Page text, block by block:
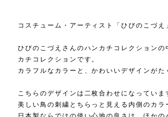
コスチューム・アーティスト「ひびのこづえ
ひびのこづえさんのハンカチコレクション
カチコレクションです。
カラフルなカラーと、かわいいデザインがた
こちらのデザインは二枚合わせになっていま
美しい鳥の刺繍とちらっと見える内側のカラ